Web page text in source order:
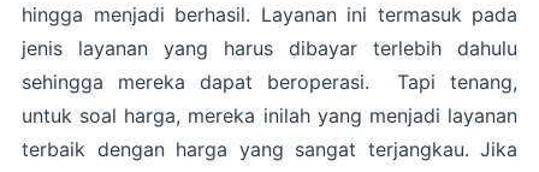
hingga menjadi berhasil. Layanan ini termasuk pada
jenis layanan yang harus dibayar terlebih dahulu
sehingga mereka dapat beroperasi. Tapi tenang,
untuk soal harga, mereka inilah yang menjadi layanan
terbaik dengan harga yang sangat terjangkau. Jika